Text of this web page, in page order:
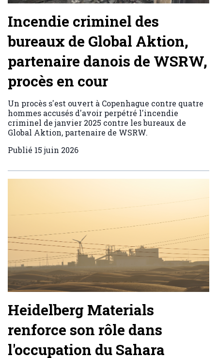
Incendie criminel des
bureaux de Global Aktion,
partenaire danois de WSRW,
procès en cour
Un procès s'est ouvert à Copenhague contre quatre
hommes accusés d'avoir perpétré l'incendie
criminel de janvier 2025 contre les bureaux de
Global Aktion, partenaire de WSRW.
Publié 15 juin 2026
Heidelberg Materials
renforce son rôle dans
l'occupation du Sahara